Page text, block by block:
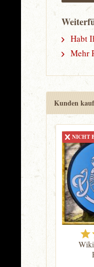
Habt
Mehr
Kunden
NICHT